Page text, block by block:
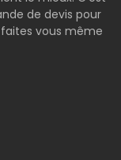
de devis pour
vous même